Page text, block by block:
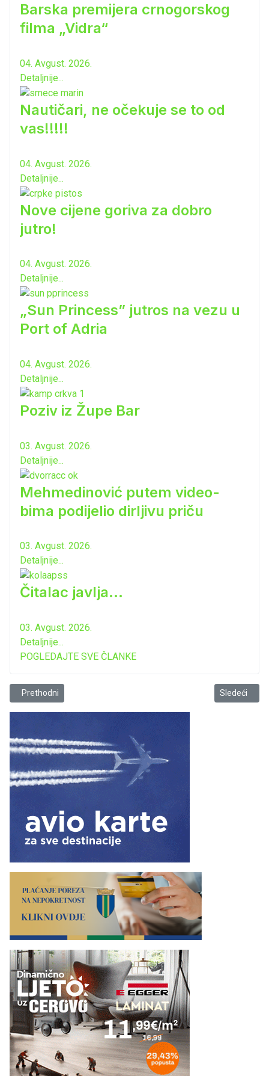
Barska premijera crnogorskog
filma „Vidra“
04. Avgust. 2026.
Detaljnije...
Nautičari, ne očekuje se to od
vas!!!!!
04. Avgust. 2026.
Detaljnije...
Nove cijene goriva za dobro
jutro!
04. Avgust. 2026.
Detaljnije...
„Sun Princess” jutros na vezu u
Port of Adria
04. Avgust. 2026.
Detaljnije...
Poziv iz Župe Bar
03. Avgust. 2026.
Detaljnije...
Mehmedinović putem video-
bima podijelio dirljivu priču
03. Avgust. 2026.
Detaljnije...
Čitalac javlja...
03. Avgust. 2026.
Detaljnije...
POGLEDAJTE SVE ČLANKE
Prethodni članak: Video o Regionalnom vodovodu
Prethodni Sledeći
Sledeći